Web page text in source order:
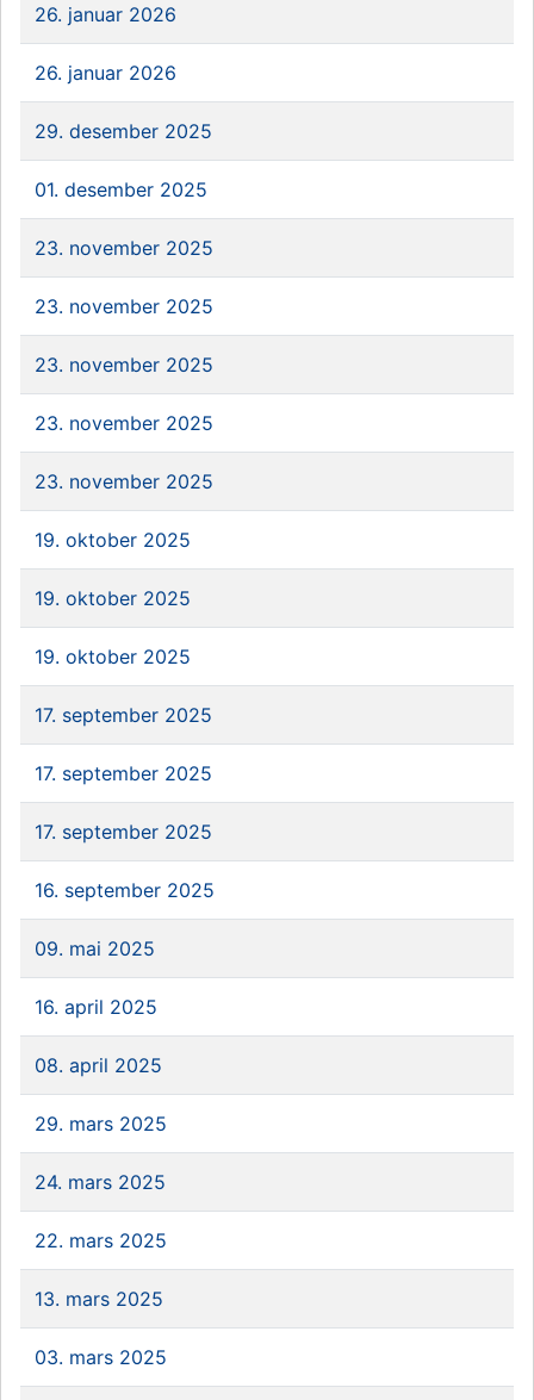
26. januar 2026
26. januar 2026
29. desember 2025
01. desember 2025
23. november 2025
23. november 2025
23. november 2025
23. november 2025
23. november 2025
19. oktober 2025
19. oktober 2025
19. oktober 2025
17. september 2025
17. september 2025
17. september 2025
16. september 2025
09. mai 2025
16. april 2025
08. april 2025
29. mars 2025
24. mars 2025
22. mars 2025
13. mars 2025
03. mars 2025